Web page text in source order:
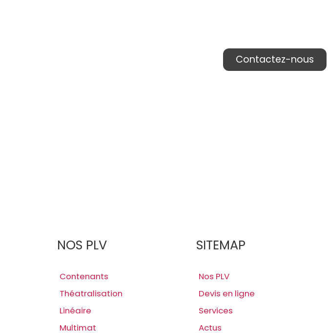
Contactez-nous
NOS PLV
Contenants
Théatralisation
Linéaire
Multimat
SITEMAP
Nos PLV
Devis en ligne
Services
Actus